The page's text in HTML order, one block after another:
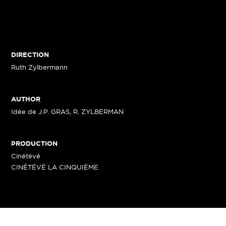
DIRECTION
Ruth Zylbermann
AUTHOR
Idée de J.P. GRAS, R. ZYLBERMAN
PRODUCTION
Cinétévé
CINÉTÉVÉ LA CINQUIÈME